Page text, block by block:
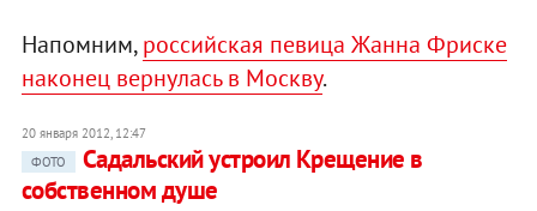
Напомним,российская певица Жанна Фриске
наконец вернулась в Москву.
20 января 2012, 12:47
ФОТО
Садальский устроил Крещение в
собственном душе